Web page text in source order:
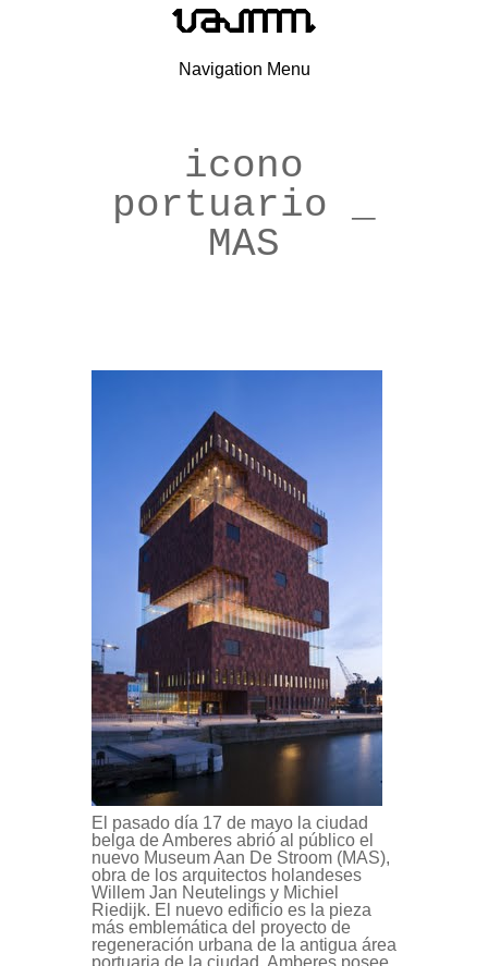
Navigation Menu
icono
portuario _
MAS
El pasado día 17 de mayo la ciudad
belga de Amberes abrió al público el
nuevo Museum Aan De Stroom (MAS),
obra de los arquitectos holandeses
Willem Jan Neutelings y Michiel
Riedijk. El nuevo edificio es la pieza
más emblemática del proyecto de
regeneración urbana de la antigua área
portuaria de la ciudad. Amberes posee